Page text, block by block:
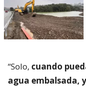
“Solo, cuando
agua embalsada,